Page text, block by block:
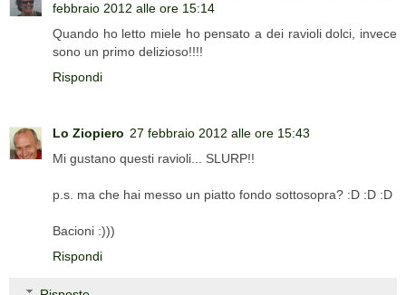
febbraio 2012 alle ore 15:14
Quando ho letto miele ho pensato a dei ravioli dolci, invece
sono un primo delizioso!!!!
Rispondi
Lo Ziopiero 27 febbraio 2012 alle ore 15:43
Mi gustano questi ravioli... SLURP!!
p.s. ma che hai messo un piatto fondo sottosopra? :D :D :D
Bacioni :)))
Rispondi